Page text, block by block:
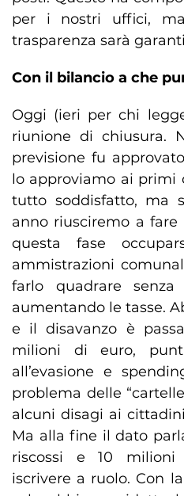
per i nostri uffici,
trasparenza sarà
Con il bilancio a che
Oggi (ieri per chi
riunione di chiusura.
previsione fu
lo approviamo ai primi
tutto soddisfatto, ma
anno riusciremo a
questa fase
ammistrazioni
farlo quadrare
aumentando le tasse.
e il disavanzo è
milioni di euro,
all’evasione e
problema delle
alcuni disagi ai
Ma alla fine il dato
riscossi e 10
iscrivere a ruolo. Con